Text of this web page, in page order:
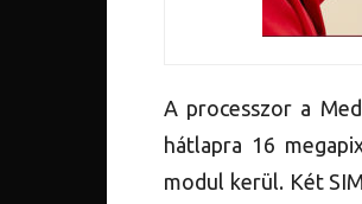
A processzor a
hátlapra 16
modul kerül. Két